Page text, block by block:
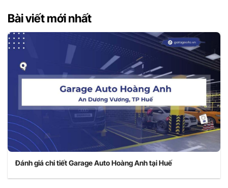
Bài viết mới nhất
Đánh giá chi tiết Garage Auto Hoàng Anh tại Huế